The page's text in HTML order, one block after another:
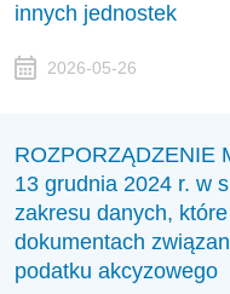
innych jednostek
2026-05-26
ROZPORZĄDZENIE
13 grudnia 2024 r. w
zakresu danych,
dokumentach
podatku akcyzowego